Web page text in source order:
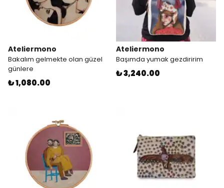
Ateliermono
Bakalım gelmekte olan güzel
günlere
₺ 1,080.00
Ateliermono
Başımda yumak gezdiririm
₺ 3,240.00